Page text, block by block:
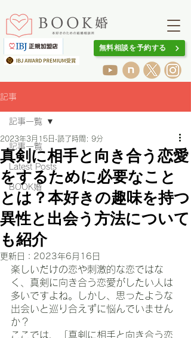
無料相談を予約する
記事
記事一覧
Latest Posts
BOOK婚
記事一覧
真剣に相手と向き合う恋愛
をするために必要なこと
とは？本好きの趣味を持つ
異性と出会う方法について
も紹介
2023年3月15日 読了時間: 9分
更新日： 2023年6月16日
楽しいだけの恋や刺激的な恋ではな
く、真剣に向き合う恋愛がしたい人は
多いですよね。しかし、思ったような
出会いと巡り合えずに悩んでいません
か？
ここでは、「真剣に相手と向き合う恋